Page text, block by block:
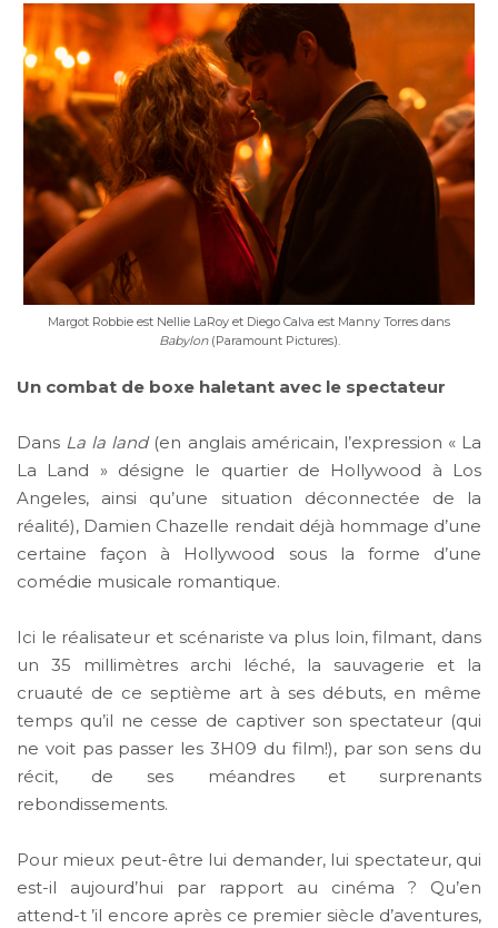
Margot Robbie est Nellie LaRoy et Diego Calva est Manny Torres dans
Babylon(Paramount Pictures).
Un combat de boxe haletant avec le spectateur
Dans La la land(en anglais américain, l’expression « La
La Land » désigne le quartier de Hollywood à Los
Angeles, ainsi qu’une situation déconnectée de la
réalité), Damien Chazelle rendait déjà hommage d’une
certaine façon à Hollywood sous la forme d’une
comédie musicale romantique.
Ici le réalisateur et scénariste va plus loin, filmant, dans
un 35 millimètres archi léché, la sauvagerie et la
cruauté de ce septième art à ses débuts, en même
temps qu’il ne cesse de captiver son spectateur (qui
ne voit pas passer les 3H09 du film!), par son sens du
récit, de ses méandres et surprenants
rebondissements.
Pour mieux peut-être lui demander, lui spectateur, qui
est-il aujourd’hui par rapport au cinéma ? Qu’en
attend-t ’il encore après ce premier siècle d’aventures,